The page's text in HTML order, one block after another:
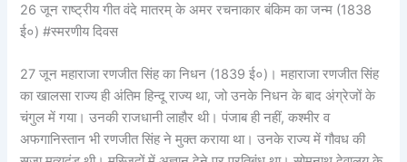
26 जून राष्ट्रीय गीत वंदे मातरम् के अमर रचनाकार बंकिम का जन्म (1838
ई०) #स्मरणीय दिवस
27 जून महाराजा रणजीत सिंह का निधन (1839 ई०)। महाराजा रणजीत सिंह
का खालसा राज्य ही अंतिम हिन्दू राज्य था, जो उनके निधन के बाद अंग्रेजों के
चंगुल में गया। उनकी राजधानी लाहौर थी। पंजाब ही नहीं, कश्मीर व
अफगानिस्तान भी रणजीत सिंह ने मुक्त कराया था। उनके राज्य में गौवध की